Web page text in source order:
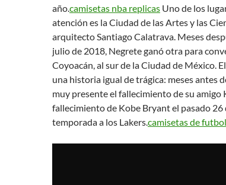
año.camisetas nba replicas Uno de los
atención es la Ciudad de las Artes y las
arquitecto Santiago Calatrava. Meses
julio de 2018, Negrete ganó otra para
Coyoacán, al sur de la Ciudad de México.
una historia igual de trágica: meses antes
muy presente el fallecimiento de su amigo
fallecimiento de Kobe Bryant el pasado 26
temporada a los Lakers.camisetas de